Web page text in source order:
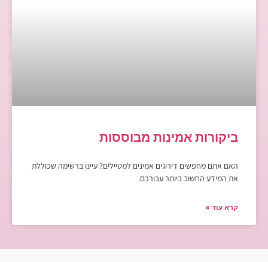
ביקורות אמינות מבוססות
האם אתם מחפשים דירוגים אמינים למטיילים? עיינו ברשימה שכוללת
את המידע החשוב ביותר עבורכם.
קרא עוד »